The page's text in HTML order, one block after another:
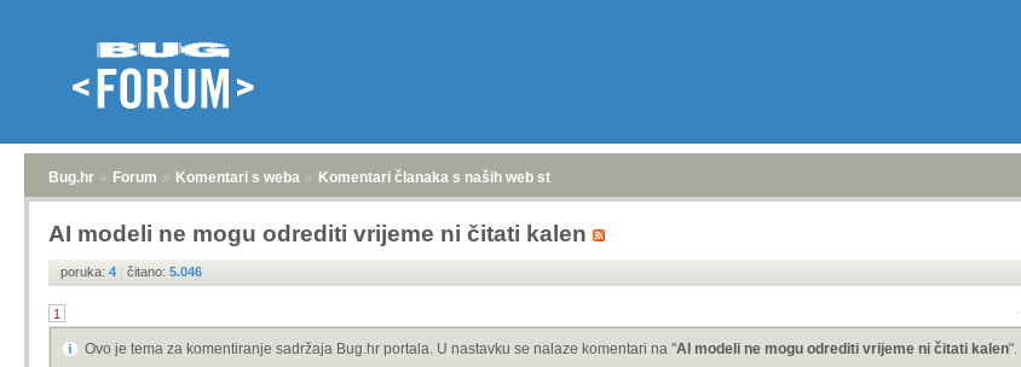
Bug.hr » Forum » Komentari s weba » Komentari članaka s naših web stranica
AI modeli ne mogu odrediti vrijeme ni čitati kalen
poruka: 4 | čitano: 5.046
1
Ovo je tema za komentiranje sadržaja Bug.hr portala. U nastavku se nalaze komentari na "AI modeli ne mogu odrediti vrijeme ni čitati kalen".